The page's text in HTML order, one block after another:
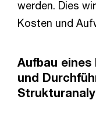
werden. Dies
Kosten und
Aufbau
und